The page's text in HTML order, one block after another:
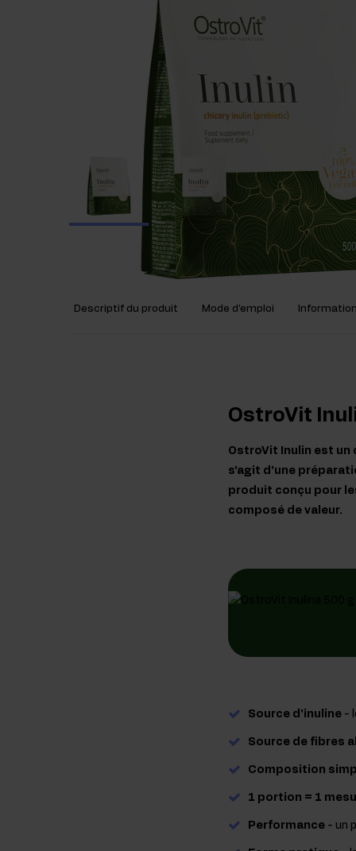
Descriptif du produit Mode d'emploi
OstroVit
OstroVit Inulin est un
s'agit d'une
produit conçu pour
composé de valeur.
Source d'inuline -
Source de fibres
Composition
1 portion = 1
Performance - un